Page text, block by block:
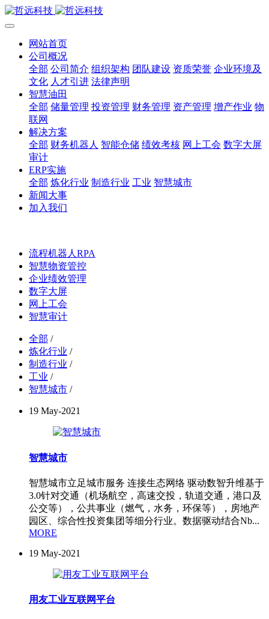
网站首页
公司概况
全部 公司简介 组织架构 团队建设 资质荣誉 企业环境及
文化 人才引进 法律声明
智慧油田
全部 储量管理 投资管理 财务管理 资产管理 增产作业 物
联网
解决方案
全部 财务机器人 智能仓储 绩效考核 网上工会 数字大屏
审计
ERP实施
全部 炼化行业 制造行业 工业 智慧城市
新闻大事
加入我们
流程机器人RPA
智慧物资管控
企业绩效管理
数字大屏
网上工会
智慧审计
全部 /
炼化行业 /
制造行业 /
工业 /
智慧城市 /
19 May-2021
智慧城市
智慧城市立足城市服务 连接生态网络 驱动数智升维基于
3.0针对交通（机场航空，高速交投，轨道交通，港口及
公交等），公共事业（燃气，水务，环保等），房地产
园区、综合性投资集团等细分行业。数据驱动结合Nb...
MORE
19 May-2021
用友工业互联网平台